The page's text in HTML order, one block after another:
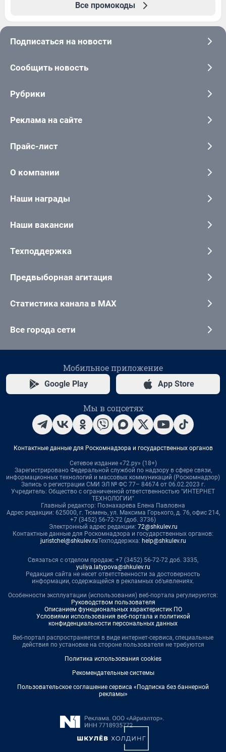
Все промокоды
Подписаться на новости
Сообщить новость
Рубрики
Реклама на сайте
Прайс-лист
О компании
Наши награды
Наши вакансии
Техподдержка
Предвыборная агитация
Статистика канала в MAX
Все города сети
Мобильное приложение
Google Play App Store
Мы в соцсетях
Контактные данные для Роскомнадзора и государственных органов
Сетевое издание «72.ру» (18+)
Зарегистрировано Федеральной службой по надзору в сфере связи,
информационных технологий и массовых коммуникаций (Роскомнадзор)
Запись о регистрации СМИ ЭЛ № ФС 77– 84674 от 06.02.2023 г.
Учредитель: Общество с ограниченной ответственностью "ИНТЕРНЕТ
ТЕХНОЛОГИИ"
Главный редактор: Познахарева Елена Павловна
Адрес редакции: 625000, г. Тюмень, ул. Максима Горького, д. 76, офис 214,
+7 (3452) 56-72-72 (доб. 3736)
Электронный адрес редакции: 72@shkulev.ru
Контактные данные для Роскомнадзора и государственных органов:
juristchel@shkulev.ruТехподдержка: help@shkulev.ru
Связаться с отделом продаж: +7 (3452) 56-72-72 доб. 3335,
yuliya.latypova@shkulev.ru
Редакция сайта не несет ответственности за достоверность
информации, содержащейся в рекламных объявлениях.
Особенности эксплуатации (использования) веб-портала регулируются:
Руководством пользователя
Описанием функциональных характеристик ПО
Условиями использования веб-портала и политикой
конфиденциальности персональных данных
Веб-портал распространяется в виде интернет-сервиса, специальные
действия по установке на стороне пользователя не требуются
Политика использования cookies
Рекомендательные системы
Пользовательское соглашение сервиса «Подписка без баннерной
рекламы»